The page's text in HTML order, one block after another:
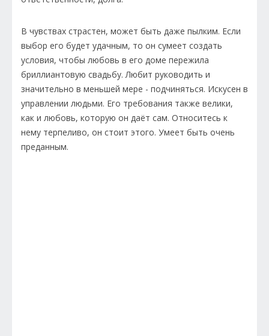
В чувствах страстен, может быть даже пылким. Если
выбор его будет удачным, то он сумеет создать
условия, чтобы любовь в его доме пережила
бриллиантовую свадьбу. Любит руководить и
значительно в меньшей мере - подчиняться. Искусен в
управлении людьми. Его требования также велики,
как и любовь, которую он даёт сам. Относитесь к
нему терпеливо, он стоит этого. Умеет быть очень
преданным.